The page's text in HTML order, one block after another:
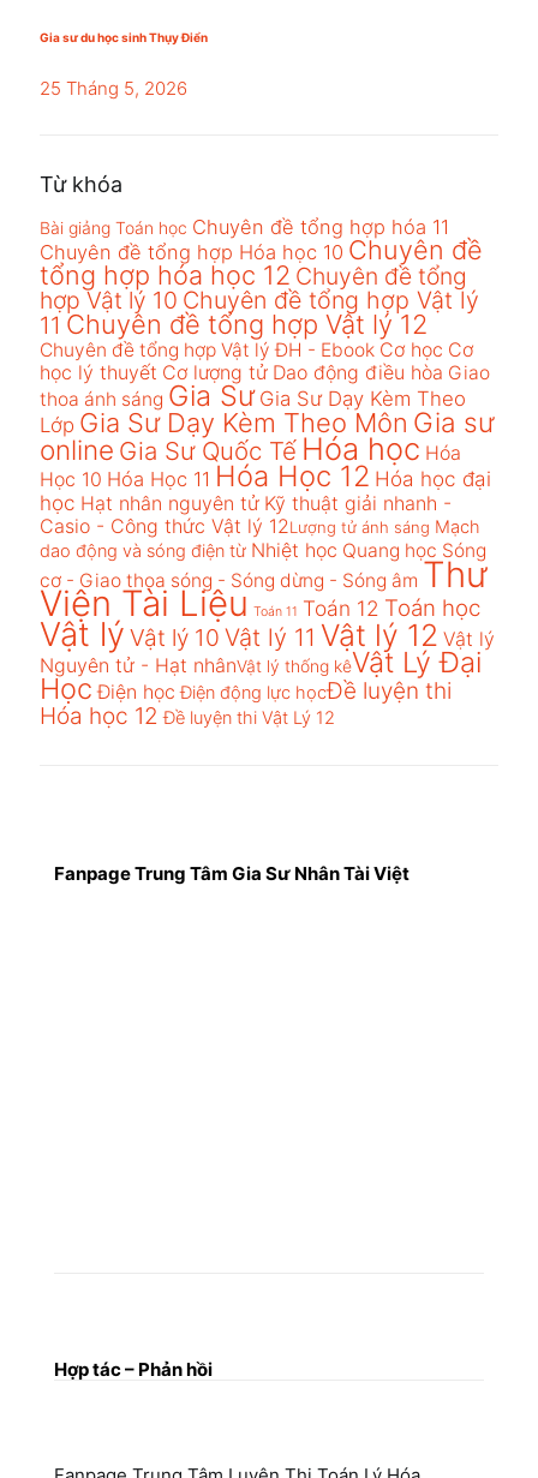
Gia sư du học sinh Thụy Điển
25 Tháng 5, 2026
Từ khóa
Bài giảng Toán học Chuyên đề tổng hợp hóa 11
Chuyên đề tổng hợp Hóa học 10 Chuyên đề
tổng hợp hóa học 12 Chuyên đề tổng
hợp Vật lý 10 Chuyên đề tổng hợp Vật lý
11 Chuyên đề tổng hợp Vật lý 12
Chuyên đề tổng hợp Vật lý ĐH - Ebook Cơ học Cơ
học lý thuyết Cơ lượng tử Dao động điều hòa Giao
thoa ánh sáng Gia Sư Gia Sư Dạy Kèm Theo
Lớp Gia Sư Dạy Kèm Theo Môn Gia sư
online Gia Sư Quốc Tế Hóa học Hóa
Học 10 Hóa Học 11 Hóa Học 12 Hóa học đại
học Hạt nhân nguyên tử Kỹ thuật giải nhanh -
Casio - Công thức Vật lý 12​Lượng tử ánh sáng Mạch
dao động và sóng điện từ Nhiệt học Quang học Sóng
cơ - Giao thoa sóng - Sóng dừng - Sóng âm Thư
Viện Tài Liệu Toán 11 Toán 12 Toán học
Vật lý Vật lý 10 Vật lý 11 Vật lý 12 Vật lý
Nguyên tử - Hạt nhân​Vật lý thống kê​Vật Lý Đại
Học Điện học Điện động lực học​Đề luyện thi
Hóa học 12 Đề luyện thi Vật Lý 12
Fanpage Trung Tâm Gia Sư Nhân Tài Việt
Hợp tác – Phản hồi